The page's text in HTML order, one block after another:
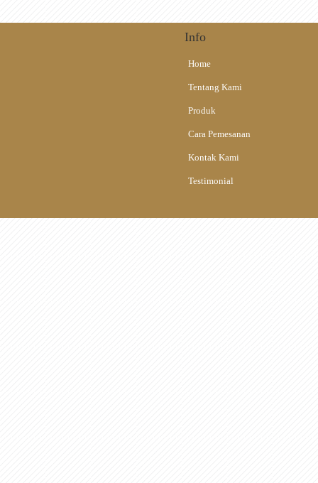
emas : Rp
Gapit Wayang
Info
Home
Tentang Kami
Produk
Cara Pemesanan
Kontak Kami
Testimonial